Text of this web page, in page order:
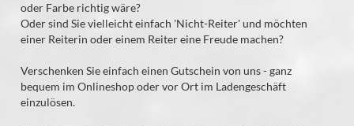
oder Farbe richtig wäre?
Oder sind Sie vielleicht einfach 'Nicht-Reiter' und möchten
einer Reiterin oder einem Reiter eine Freude machen?
Verschenken Sie einfach einen Gutschein von uns - ganz
bequem im Onlineshop oder vor Ort im Ladengeschäft
einzulösen.